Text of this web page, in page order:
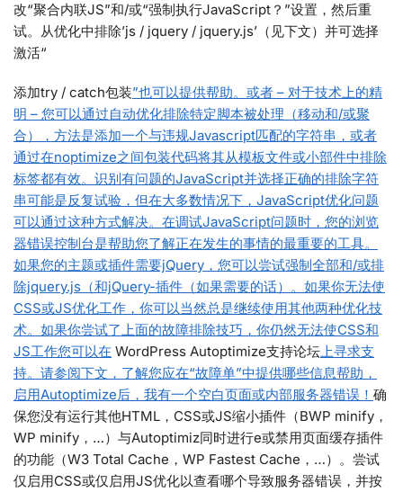
改“聚合内联JS”和/或“强制执行JavaScript？”设置，然后重
试。从优化中排除’js / jquery / jquery.js’（见下文）并可选择
激活“
添加try / catch包装”也可以提供帮助。或者 – 对于技术上的精
明 – 您可以通过自动优化排除特定脚本被处理（移动和/或聚
合），方法是添加一个与违规Javascript匹配的字符串，或者
通过在noptimize之间包装代码将其从模板文件或小部件中排除
标签都有效。识别有问题的JavaScript并选择正确的排除字符
串可能是反复试验，但在大多数情况下，JavaScript优化问题
可以通过这种方式解决。在调试JavaScript问题时，您的浏览
器错误控制台是帮助您了解正在发生的事情的最重要的工具。
如果您的主题或插件需要jQuery，您可以尝试强制全部和/或排
除jquery.js（和jQuery-插件（如果需要的话）。如果你无法使
CSS或JS优化工作，你可以当然总是继续使用其他两种优化技
术。如果你尝试了上面的故障排除技巧，你仍然无法使CSS和
JS工作您可以在 WordPress Autoptimize支持论坛 上寻求支
持。请参阅下文，了解您应在“故障单”中提供哪些信息帮助，
启用Autoptimize后，我有一个空白页面或内部服务器错误！ 确
保您没有运行其他HTML，CSS或JS缩小插件（BWP minify，
WP minify，…）与Autoptimiz同时进行e或禁用页面缓存插件
的功能（W3 Total Cache，WP Fastest Cache，…）。尝试
仅启用CSS或仅启用JS优化以查看哪个导致服务器错误，并按